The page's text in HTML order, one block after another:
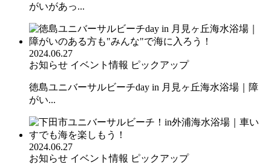
がいがあっ...
2024.06.27
お知らせ イベント情報 ピックアップ
徳島ユニバーサルビーチday in 月見ヶ丘海水浴場｜障
がい...
2024.06.27
お知らせ イベント情報 ピックアップ